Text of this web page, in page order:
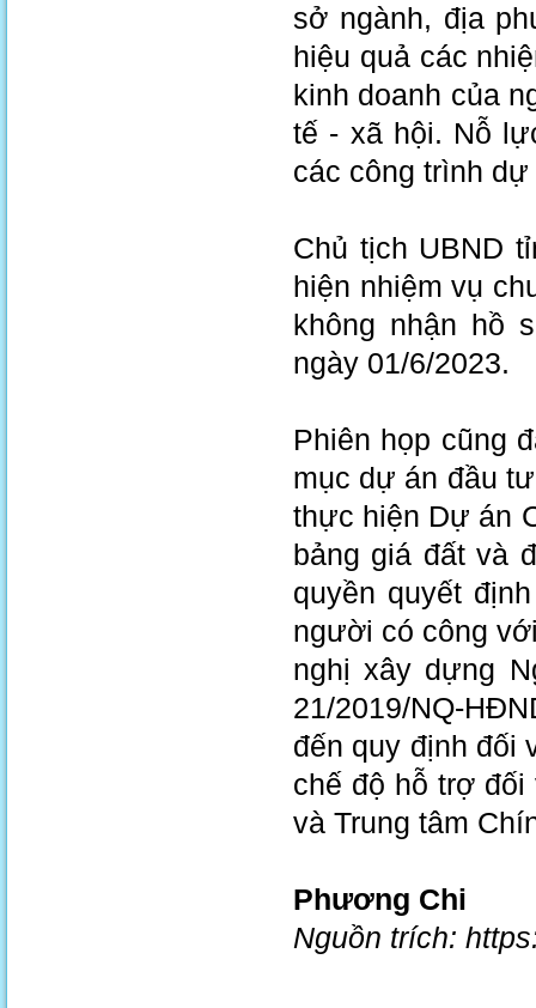
sở ngành, địa
hiệu quả các
kinh doanh của
tế - xã hội. Nỗ
các công trình
Chủ tịch UBND
hiện nhiệm vụ
không nhận hồ
ngày 01/6/2023.
Phiên họp cũng
mục dự án đầu
thực hiện Dự án
bảng giá đất và
quyền quyết
người có công
nghị xây dựng
21/2019/NQ-
đến quy định đối
chế độ hỗ trợ
và Trung tâm
Phương Chi
Nguồn trích: